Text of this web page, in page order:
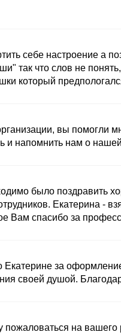
себе настроение а
так что слов не
который
вы помогли
и напомнить нам о
было поздравить
Екатерина -
Вам спасибо за
за
своей душой.
пожаловаться на